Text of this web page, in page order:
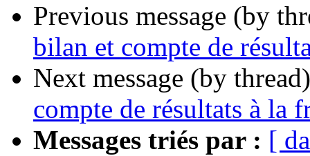
Previous message (by
bilan et compte de
Next message (by
compte de résultats à la
Messages triés par : [